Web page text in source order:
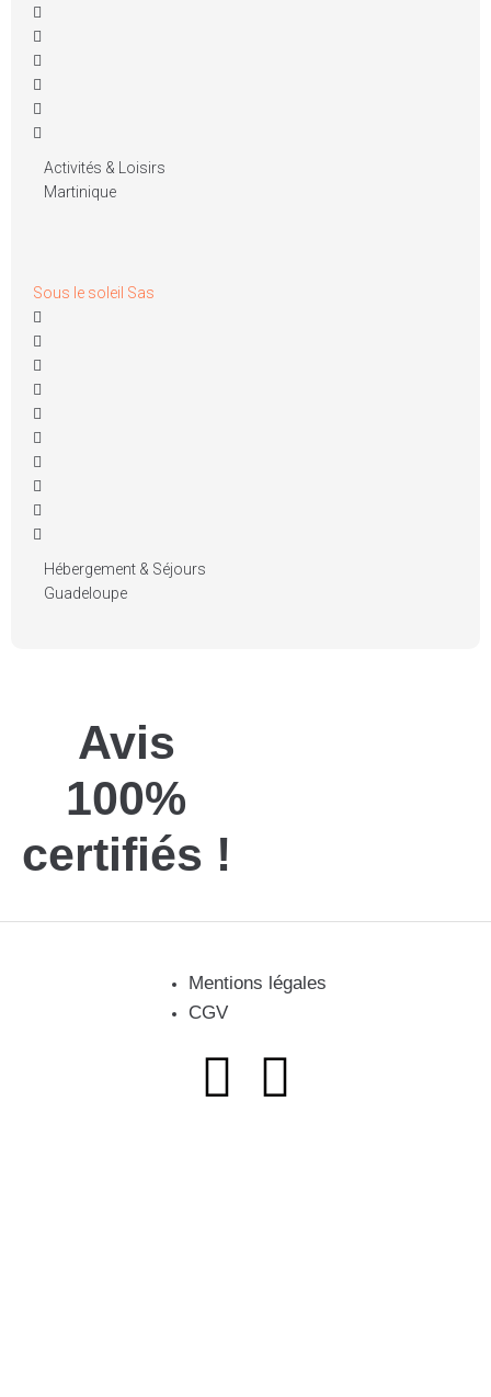
Activités & Loisirs
Martinique
Sous le soleil Sas
Hébergement & Séjours
Guadeloupe
Avis
100%
certifiés !
Mentions légales
CGV